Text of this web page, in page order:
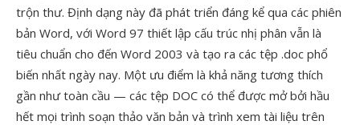
trộn thư. Định dạng này đã phát triển đáng kể qua các phiên
bản Word, với Word 97 thiết lập cấu trúc nhị phân vẫn là
tiêu chuẩn cho đến Word 2003 và tạo ra các tệp .doc phổ
biến nhất ngày nay. Một ưu điểm là khả năng tương thích
gần như toàn cầu — các tệp DOC có thể được mở bởi hầu
hết mọi trình soạn thảo văn bản và trình xem tài liệu trên